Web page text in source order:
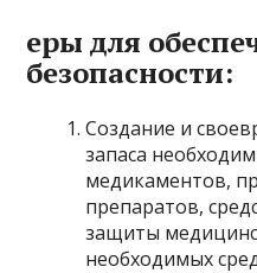
еры для
безопасности:
Создание и
запаса
медикаментов,
препаратов,
защиты
необходимых